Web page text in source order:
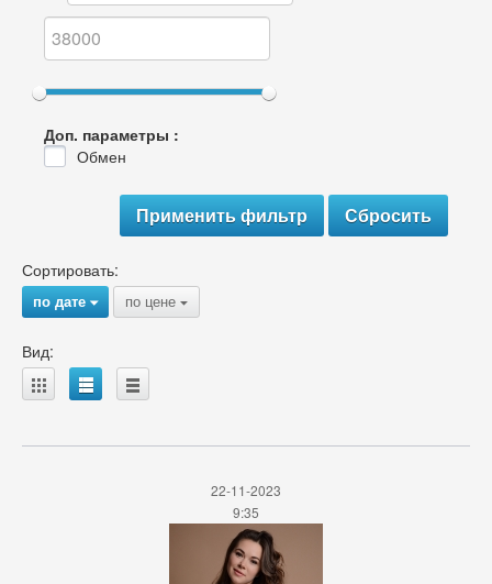
Доп. параметры :
Обмен
Сортировать:
по дате{ по цене {
Вид:
A B C
22-11-2023
9:35